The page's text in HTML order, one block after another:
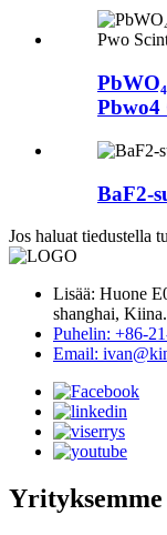
Pbwo4
BaF2-
Jos haluat tiedustella
Lisää: Huone
shanghai, Kiina.
Puhelin: +86-
Email:
Yrityksemme